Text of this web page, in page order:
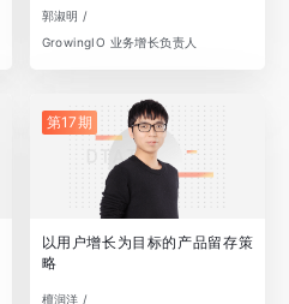
郭淑明 /
GrowingIO 业务增长负责人
第17期
以用户增长为目标的产品留存策
略
檀润洋 /